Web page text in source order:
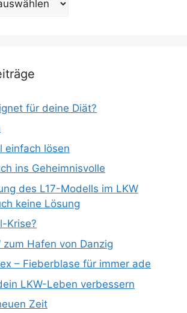
für deine Diät?
einfach lösen
ins Geheimnisvolle
des L17-Modells im LKW
keine Lösung
Krise?
zum Hafen von Danzig
– Fieberblase für immer ade
LKW-Leben verbessern
Zeit